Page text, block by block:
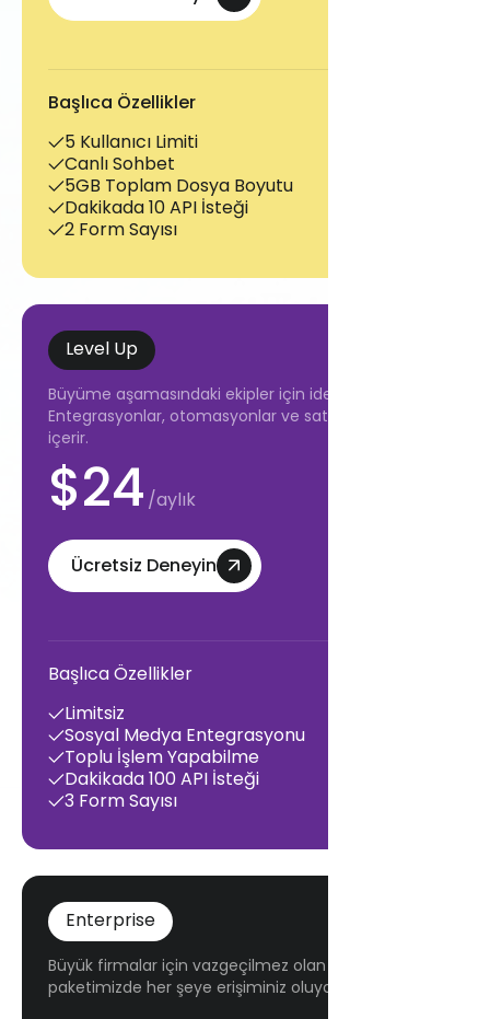
Başlıca Özellikler
5 Kullanıcı Limiti
Canlı Sohbet
5GB Toplam Dosya Boyutu
Dakikada 10 API İsteği
2 Form Sayısı
Level Up
Büyüme aşamasındaki ekipler için ideal.
Entegrasyonlar, otomasyonlar ve satış özellikleri
içerir.
$24 /aylık
Ücretsiz Deneyin
Başlıca Özellikler
Limitsiz
Sosyal Medya Entegrasyonu
Toplu İşlem Yapabilme
Dakikada 100 API İsteği
3 Form Sayısı
Enterprise
Büyük firmalar için vazgeçilmez olan bu
paketimizde her şeye erişiminiz oluyor.